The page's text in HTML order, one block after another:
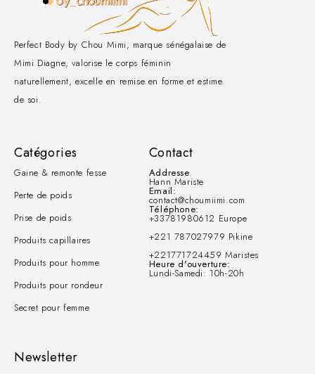
Perfect Body by Chou Mimi, marque sénégalaise de
Mimi Diagne, valorise le corps féminin
naturellement, excelle en remise en forme et estime
de soi.
Catégories
Gaine & remonte fesse
Perte de poids
Prise de poids
Produits capillaires
Produits pour homme
Produits pour rondeur
Secret pour femme
Contact
Addresse
Hann Mariste
Email:
contact@choumiimi.com
Téléphone:
+33781980612 Europe
+221 787027979 Pikine
+221771724459 Maristes
Heure d'ouverture:
Lundi-Samedi: 10h-20h
Newsletter